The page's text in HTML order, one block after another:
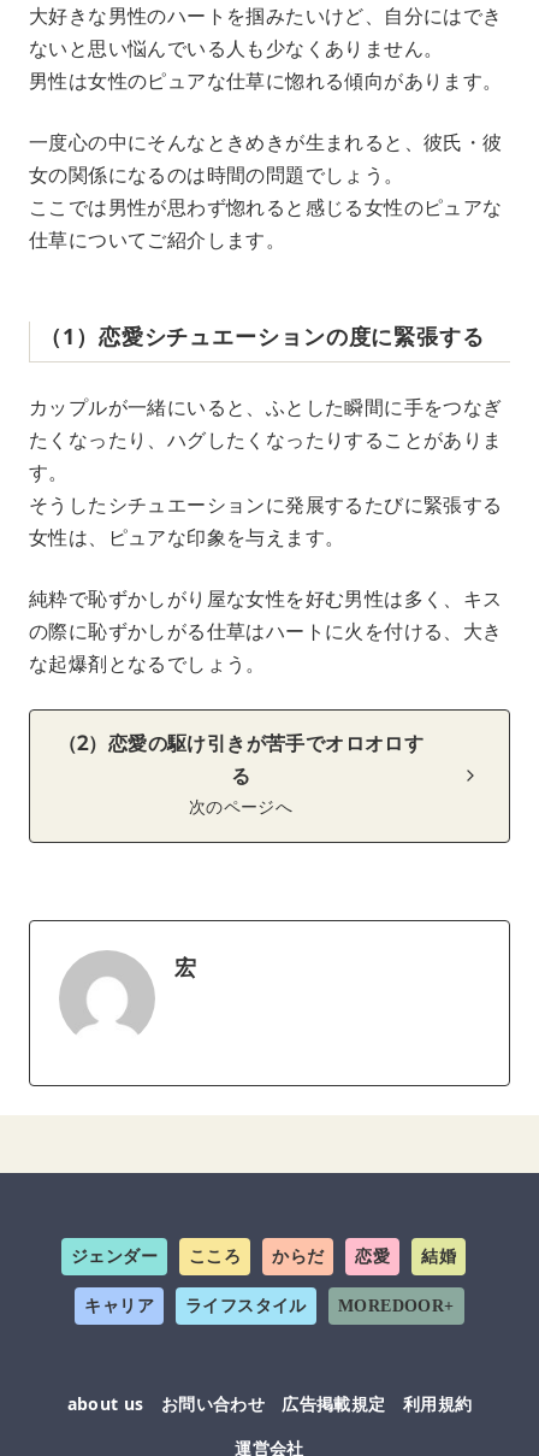
大好きな男性のハートを掴みたいけど、自分にはでき
ないと思い悩んでいる人も少なくありません。
男性は女性のピュアな仕草に惚れる傾向があります。
一度心の中にそんなときめきが生まれると、彼氏・彼
女の関係になるのは時間の問題でしょう。
ここでは男性が思わず惚れると感じる女性のピュアな
仕草についてご紹介します。
（1）恋愛シチュエーションの度に緊張する
カップルが一緒にいると、ふとした瞬間に手をつなぎ
たくなったり、ハグしたくなったりすることがありま
す。
そうしたシチュエーションに発展するたびに緊張する
女性は、ピュアな印象を与えます。
純粋で恥ずかしがり屋な女性を好む男性は多く、キス
の際に恥ずかしがる仕草はハートに火を付ける、大き
な起爆剤となるでしょう。
（2）恋愛の駆け引きが苦手でオロオロす
る
次のページへ
宏
ジェンダー こころ からだ 恋愛 結婚
キャリア ライフスタイル MOREDOOR+
about us お問い合わせ 広告掲載規定
利用規約
運営会社